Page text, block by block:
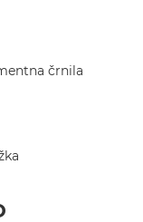
črnila